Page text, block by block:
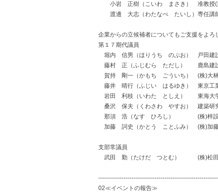
小岩 正樹（こいわ まさき） 准教授
渡邊 大志（わたなべ たいし）専任講
企業からの立候補者についてもご支援をよろ
第１７期代議員
堀内 信男（ほりうち のぶお） 戸田建
藤村 正（ふじむら ただし） 鹿島建設
賀持 剛一（かもち ごういち） (株)大林
藤井 晴行（ふじい はるゆき） 東京工
岩田 利枝（いわた としえ） 東海大
桑沢 保夫（くわさわ やすお） 建築研
那須 浩（なす ひろし） (株)梓設
加藤 詞史（かとう ことふみ） (株)加藤
支部常議員
武田 勤（たけだ つとむ） (株)松田
02≪イベントの報告≫